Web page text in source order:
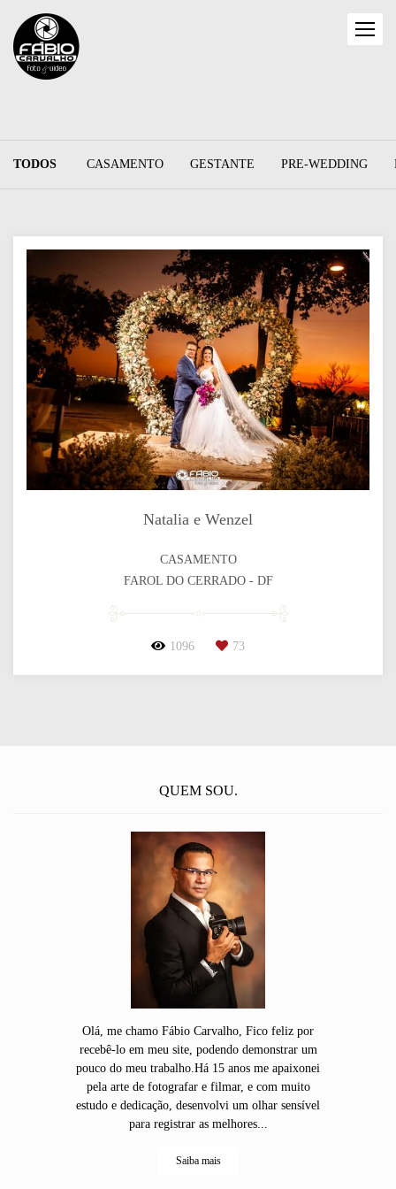
TODOS CASAMENTO GESTANTE PRE-WEDDING
Natalia e Wenzel
CASAMENTO
FAROL DO CERRADO - DF
1096 73
QUEM SOU.
Olá, me chamo Fábio Carvalho, Fico feliz por
recebê-lo em meu site, podendo demonstrar um
pouco do meu trabalho.Há 15 anos me apaixonei
pela arte de fotografar e filmar, e com muito
estudo e dedicação, desenvolvi um olhar sensível
para registrar as melhores...
Saiba mais